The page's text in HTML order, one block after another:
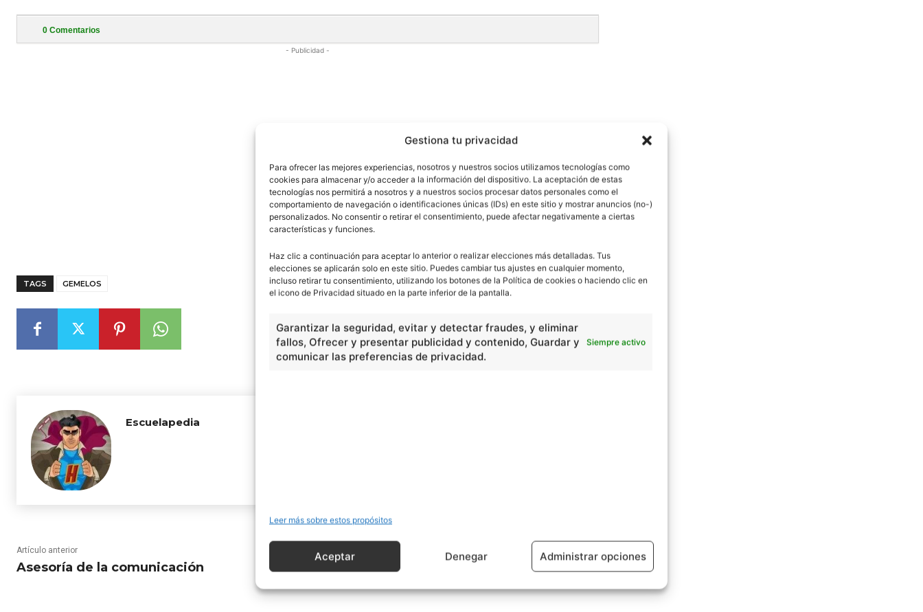
Gestiona tu privacidad
Para ofrecer las mejores experiencias, nosotros y nuestros socios utilizamos tecnologías como
cookies para almacenar y/o acceder a la información del dispositivo. La aceptación de estas
tecnologías nos permitirá a nosotros y a nuestros socios procesar datos personales como el
comportamiento de navegación o identificaciones únicas (IDs) en este sitio y mostrar anuncios (no-)
personalizados. No consentir o retirar el consentimiento, puede afectar negativamente a ciertas
características y funciones.
Haz clic a continuación para aceptar lo anterior o realizar elecciones más detalladas. Tus
elecciones se aplicarán solo en este sitio. Puedes cambiar tus ajustes en cualquier momento,
incluso retirar tu consentimiento, utilizando los botones de la Política de cookies o haciendo clic en
el icono de Privacidad situado en la parte inferior de la pantalla.
Garantizar la seguridad, evitar y detectar fraudes, y eliminar
fallos, Ofrecer y presentar publicidad y contenido, Guardar y
comunicar las preferencias de privacidad.
Siempre activo
Leer más sobre estos propósitos
Aceptar Denegar Administrar opciones
0 Comentarios
- Publicidad -
TAGS GEMELOS
Escuelapedia
Artículo anterior
Asesoría de la comunicación
Artículo siguiente
La sal en la alimentación del bebé